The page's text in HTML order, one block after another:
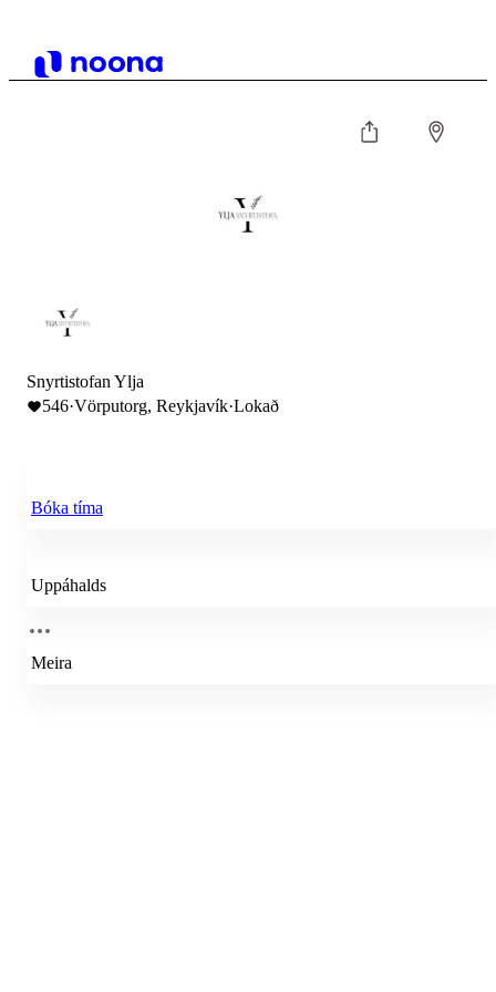
Snyrtistofan Ylja
546·Vörputorg, Reykjavík·Lokað
Bóka tíma
Uppáhalds
Meira